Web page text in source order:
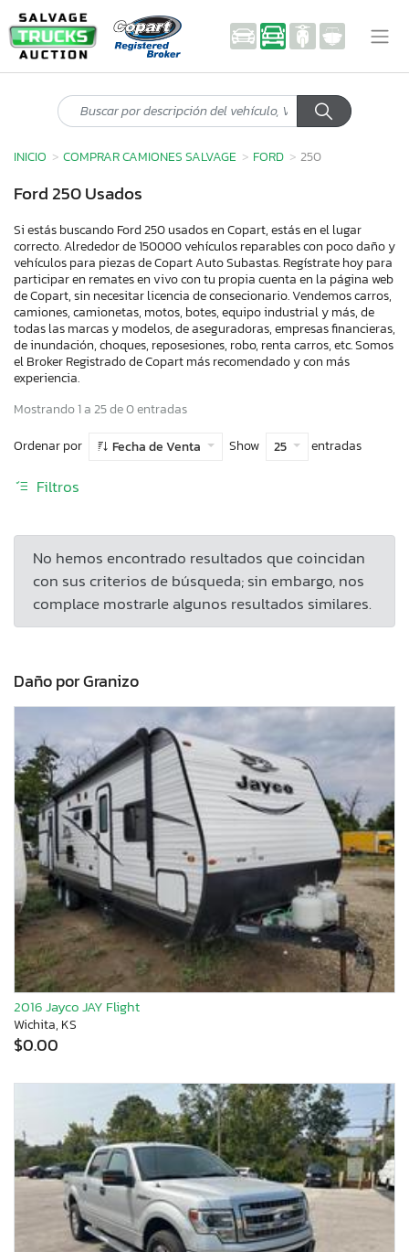
INICIO COMPRAR CAMIONES SALVAGE FORD 250
Ford 250 Usados
Si estás buscando Ford 250 usados en Copart, estás en el lugar
correcto. Alrededor de 150000 vehículos reparables con poco daño y
vehículos para piezas de Copart Auto Subastas. Regístrate hoy para
participar en remates en vivo con tu propia cuenta en la página web
de Copart, sin necesitar licencia de consecionario. Vendemos carros,
camiones, camionetas, motos, botes, equipo industrial y más, de
todas las marcas y modelos, de aseguradoras, empresas financieras,
de inundación, choques, reposesiones, robo, renta carros, etc. Somos
el Broker Registrado de Copart más recomendado y con más
experiencia.
Mostrando 1 a 25 de 0 entradas
Ordenar por
Fecha de Venta Show 25 entradas
Filtros
No hemos encontrado resultados que coincidan
con sus criterios de búsqueda; sin embargo, nos
complace mostrarle algunos resultados similares.
Daño por Granizo
2016 Jayco JAY Flight
Wichita, KS
$0.00